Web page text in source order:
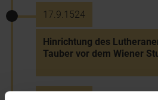
17.9.1524
Hinrichtung des
Tauber vor dem Wiener